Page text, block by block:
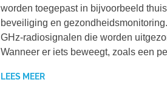
worden toegepast in bijvoorbeeld
beveiliging en
GHz-radiosignalen die worden
Wanneer er iets beweegt, zoals een
LEES MEER